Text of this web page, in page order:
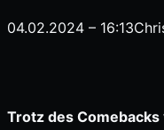
04.02.2024 – 16:13
Trotz des